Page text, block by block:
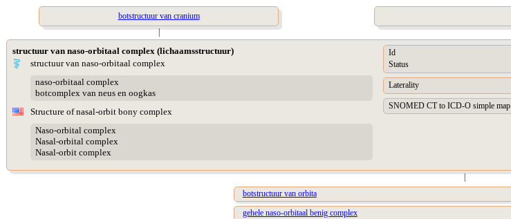
botstructuur van cranium
|
structuur van naso-orbitaal complex (lichaamsstructuur)
structuur van naso-orbitaal complex
naso-orbitaal complex
botcomplex van neus en oogkas
Structure of nasal-orbit bony complex
Naso-orbital complex
Nasal-orbital complex
Nasal-orbit complex
Id
Status
Laterality
SNOMED CT to ICD-O simple map
|
botstructuur van orbita
gehele naso-orbitaal benig complex